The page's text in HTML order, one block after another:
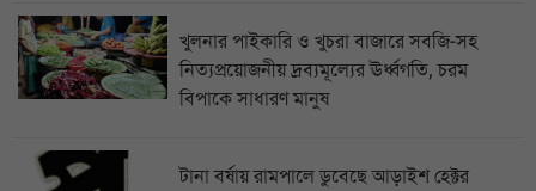
খুলনার পাইকারি ও খুচরা বাজারে সবজি-সহ
নিত্যপ্রয়োজনীয় দ্রব্যমূল্যের ঊর্ধ্বগতি, চরম
বিপাকে সাধারণ মানুষ
টানা বর্ষায় রামপালে ডুবেছে আড়াইশ হেক্টর